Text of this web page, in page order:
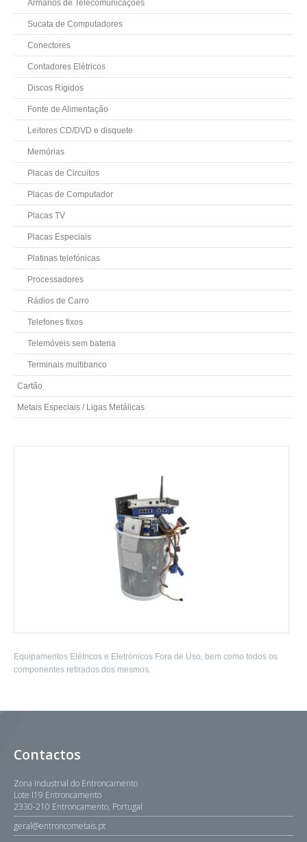
Armários de Telecomunicações
Sucata de Computadores
Conectores
Contadores Elétricos
Discos Rígidos
Fonte de Alimentação
Leitores CD/DVD e disquete
Memórias
Placas de Circuitos
Placas de Computador
Placas TV
Placas Especiais
Platinas telefónicas
Processadores
Rádios de Carro
Telefones fixos
Telemóveis sem bateria
Terminais multibanco
Cartão
Metais Especiais / Ligas Metálicas
Equipamentos Elétricos e Eletrónicos Fora de Uso, bem como todos os
componentes retirados dos mesmos.
Contactos
Zona Industrial do Entroncamento
Lote I19 Entroncamento
2330-210 Entroncamento, Portugal
geral@entroncometais.pt